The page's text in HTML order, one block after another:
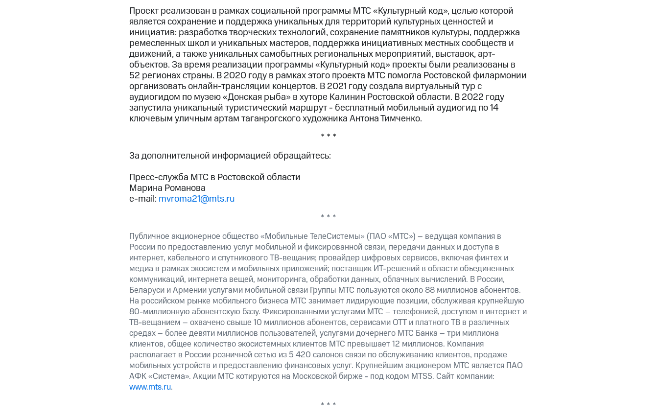
Проект реализован в рамках социальной программы МТС «Культурный код», целью которой
является сохранение и поддержка уникальных для территорий культурных ценностей и
инициатив: разработка творческих технологий, сохранение памятников культуры, поддержка
ремесленных школ и уникальных мастеров, поддержка инициативных местных сообществ и
движений, а также уникальных самобытных региональных мероприятий, выставок, арт-
объектов. За время реализации программы «Культурный код» проекты были реализованы в
52 регионах страны. В 2020 году в рамках этого проекта МТС помогла Ростовской филармонии
организовать онлайн-трансляции концертов. В 2021 году создала виртуальный тур с
аудиогидом по музею «Донская рыба» в хуторе Калинин Ростовской области. В 2022 году
запустила уникальный туристический маршрут - бесплатный мобильный аудиогид по 14
ключевым уличным артам таганрогского художника Антона Тимченко.
* * *
За дополнительной информацией обращайтесь:
Пресс-служба МТС в Ростовской области
Марина Романова
e-mail: mvroma21@mts.ru
* * *
Публичное акционерное общество «Мобильные ТелеСистемы» (ПАО «МТС») – ведущая компания в
России по предоставлению услуг мобильной и фиксированной связи, передачи данных и доступа в
интернет, кабельного и спутникового ТВ-вещания; провайдер цифровых сервисов, включая финтех и
медиа в рамках экосистем и мобильных приложений; поставщик ИТ-решений в области объединенных
коммуникаций, интернета вещей, мониторинга, обработки данных, облачных вычислений. В России,
Беларуси и Армении услугами мобильной связи Группы МТС пользуются около 88 миллионов абонентов.
На российском рынке мобильного бизнеса МТС занимает лидирующие позиции, обслуживая крупнейшую
80-миллионную абонентскую базу. Фиксированными услугами МТС – телефонией, доступом в интернет и
ТВ-вещанием – охвачено свыше 10 миллионов абонентов, сервисами OTT и платного ТВ в различных
средах – более девяти миллионов пользователей, услугами дочернего МТС Банка – три миллиона
клиентов, общее количество экосистемных клиентов МТС превышает 12 миллионов. Компания
располагает в России розничной сетью из 5 420 салонов связи по обслуживанию клиентов, продаже
мобильных устройств и предоставлению финансовых услуг. Крупнейшим акционером МТС является ПАО
АФК «Система». Акции МТС котируются на Московской бирже - под кодом MTSS. Сайт компании:
www.mts.ru.
* * *